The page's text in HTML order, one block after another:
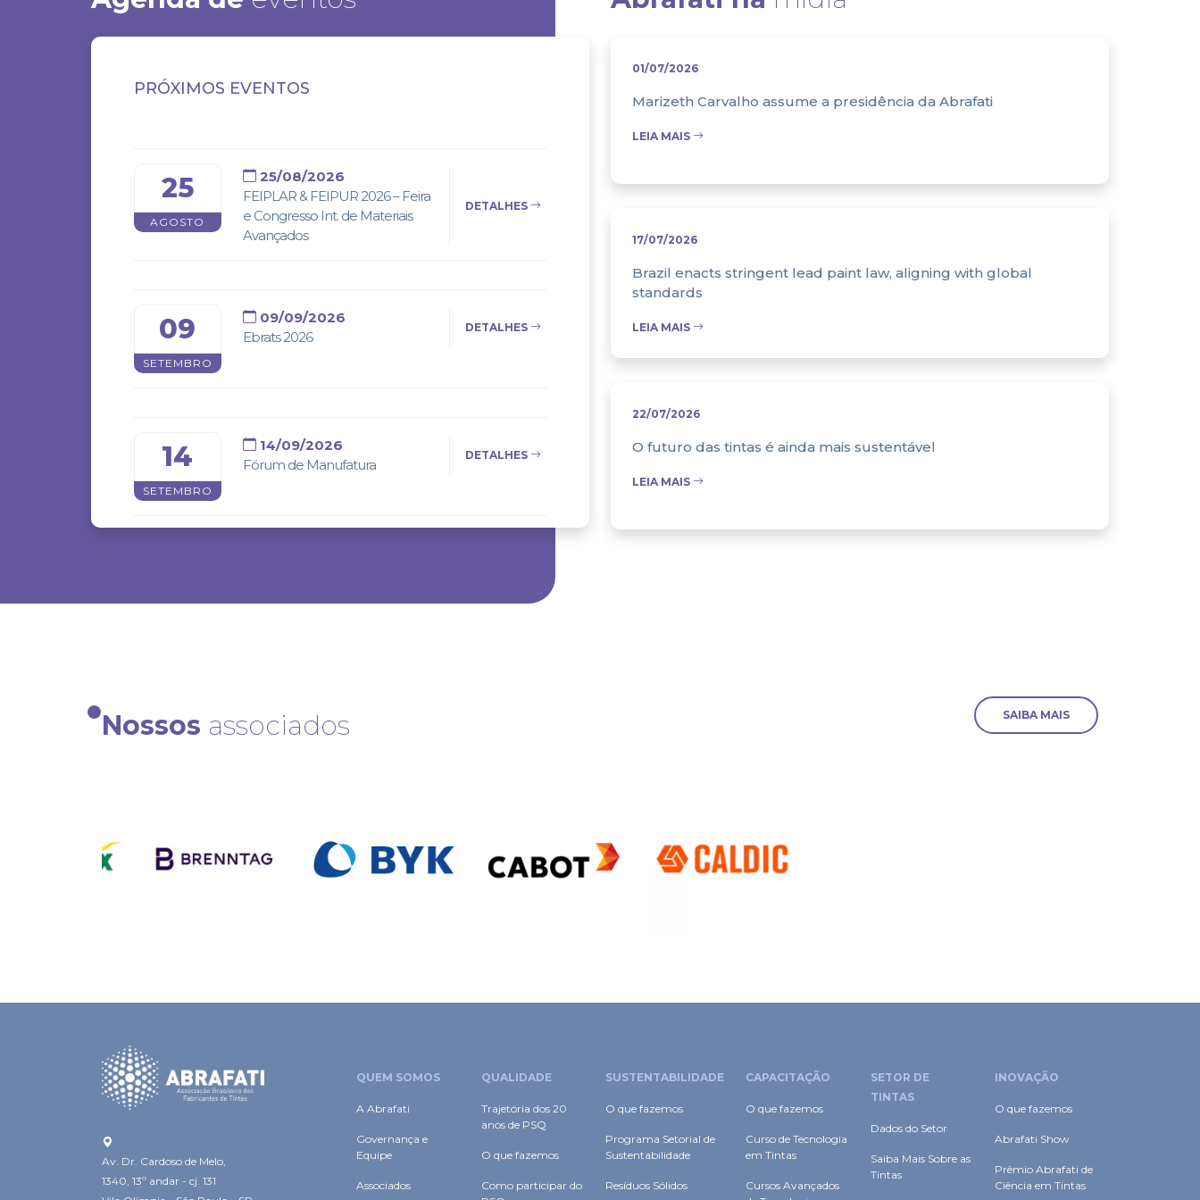
PRÓXIMOS EVENTOS
25
AGOSTO
25/08/2026
FEIPLAR & FEIPUR 2026 – Feira
e Congresso Int. de Materiais
Avançados
DETALHES
09
SETEMBRO
09/09/2026
Ebrats 2026
DETALHES
14
SETEMBRO
14/09/2026
Fórum de Manufatura
DETALHES
28
Abrafati Show
01/07/2026
Marizeth Carvalho assume a presidência da Abrafati
LEIA MAIS
17/07/2026
Brazil enacts stringent lead paint law, aligning with global
standards
LEIA MAIS
22/07/2026
O futuro das tintas é ainda mais sustentável
LEIA MAIS
Nossos associados SAIBA MAIS
Av. Dr. Cardoso de Melo,
1340, 13º andar - cj. 131
QUEM SOMOS
A Abrafati
Governança e
Equipe
Associados
QUALIDADE
Trajetória dos 20
anos de PSQ
O que fazemos
Como participar do
SUSTENTABILIDADE
O que fazemos
Programa Setorial de
Sustentabilidade
Resíduos Sólidos
CAPACITAÇÃO
O que fazemos
Curso de Tecnologia
em Tintas
Cursos Avançados
SETOR DE
TINTAS
Dados do Setor
Saiba Mais Sobre as
Tintas
INOVAÇÃO
O que fazemos
Abrafati Show
Prêmio Abrafati de
Ciência em Tintas